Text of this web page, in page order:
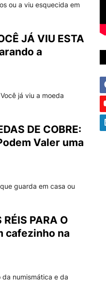
ou a viu esquecida em
JÁ VIU ESTA
a
já viu a moeda
DE COBRE:
Valer uma
guarda em casa ou
PARA O
cafezinho na
numismática e da